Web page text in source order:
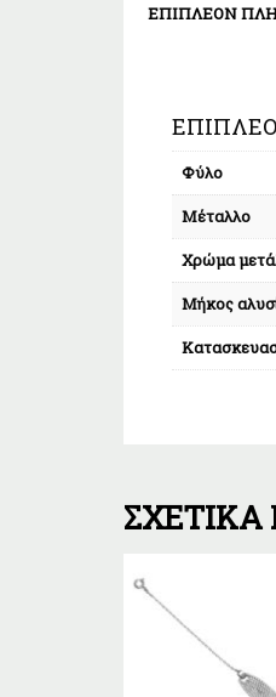
ΕΠΙΠΛΈΟΝ
Φύλο
Μέταλλο
Χρώμα
Μήκος
ΣΧΕΤΙΚΆ